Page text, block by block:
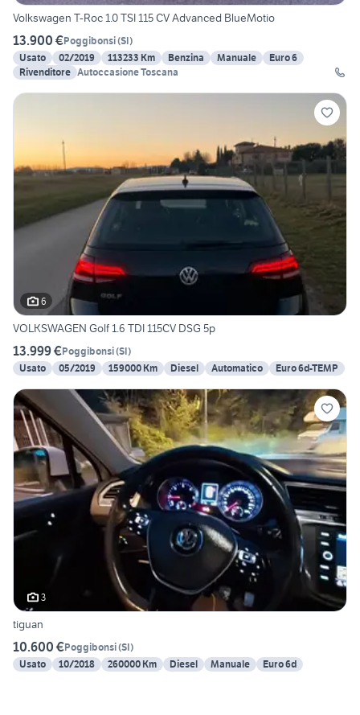
Volkswagen T-Roc 1.0 TSI 115 CV Advanced BlueMotio
13.900 €Poggibonsi(SI)
Usato
02/2019 113233 Km Benzina Manuale
Euro 6
Rivenditore Autoccasione Toscana
6
VOLKSWAGEN Golf 1.6 TDI 115CV DSG 5p
13.999 €Poggibonsi(SI)
Usato
05/2019 159000 Km Diesel Automatico Euro 6d-TEMP
3
tiguan
10.600 €Poggibonsi(SI)
Usato
10/2018 260000 Km Diesel Manuale Euro 6d